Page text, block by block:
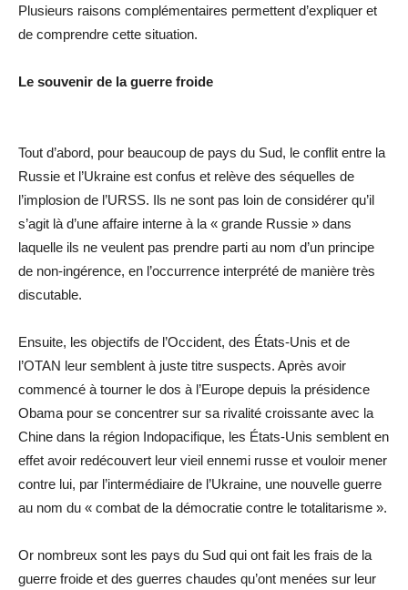
Plusieurs raisons complémentaires permettent d’expliquer et
de comprendre cette situation.
Le souvenir de la guerre froide
Tout d’abord, pour beaucoup de pays du Sud, le conflit entre la
Russie et l’Ukraine est confus et relève des séquelles de
l’implosion de l’URSS. Ils ne sont pas loin de considérer qu’il
s’agit là d’une affaire interne à la « grande Russie » dans
laquelle ils ne veulent pas prendre parti au nom d’un principe
de non-ingérence, en l’occurrence interprété de manière très
discutable.
Ensuite, les objectifs de l’Occident, des États-Unis et de
l’OTAN leur semblent à juste titre suspects. Après avoir
commencé à tourner le dos à l’Europe depuis la présidence
Obama pour se concentrer sur sa rivalité croissante avec la
Chine dans la région Indopacifique, les États-Unis semblent en
effet avoir redécouvert leur vieil ennemi russe et vouloir mener
contre lui, par l’intermédiaire de l’Ukraine, une nouvelle guerre
au nom du « combat de la démocratie contre le totalitarisme ».
Or nombreux sont les pays du Sud qui ont fait les frais de la
guerre froide et des guerres chaudes qu’ont menées sur leur